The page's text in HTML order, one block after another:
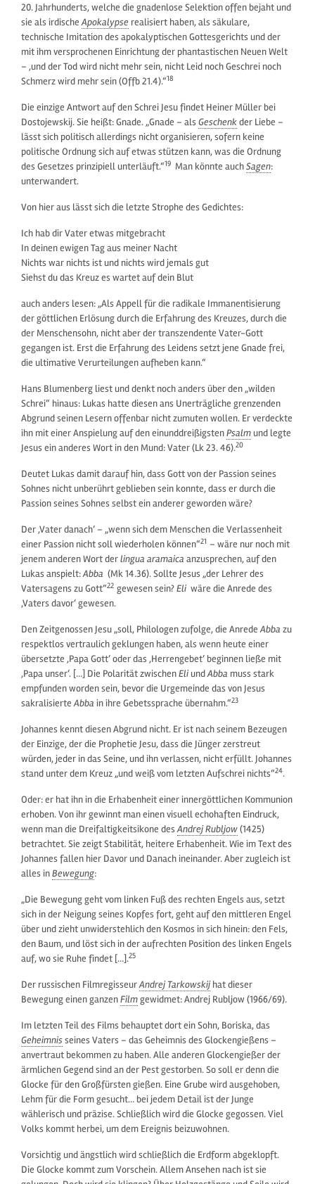
20. Jahrhunderts, welche die gnadenlose Selektion offen bejaht und
sie als irdischeApokalypse realisiert haben, als säkulare,
technische Imitation des apokalyptischen Gottesgerichts und der
mit ihm versprochenen Einrichtung der phantastischen Neuen Welt
– ‚und der Tod wird nicht mehr sein, nicht Leid noch Geschrei noch
Schmerz wird mehr sein (Offb 21.4).“18
Die einzige Antwort auf den Schrei Jesu findet Heiner Müller bei
Dostojewskij. Sie heißt: Gnade. „Gnade – als Geschenkder Liebe –
lässt sich politisch allerdings nicht organisieren, sofern keine
politische Ordnung sich auf etwas stützen kann, was die Ordnung
des Gesetzes prinzipiell unterläuft.“19 Man könnte auchSagen:
unterwandert.
Von hier aus lässt sich die letzte Strophe des Gedichtes:
Ich hab dir Vater etwas mitgebracht
In deinen ewigen Tag aus meiner Nacht
Nichts war nichts ist und nichts wird jemals gut
Siehst du das Kreuz es wartet auf dein Blut
auch anders lesen: „Als Appell für die radikale Immanentisierung
der göttlichen Erlösung durch die Erfahrung des Kreuzes, durch die
der Menschensohn, nicht aber der transzendente Vater-Gott
gegangen ist. Erst die Erfahrung des Leidens setzt jene Gnade frei,
die ultimative Verurteilungen aufheben kann.“
Hans Blumenberg liest und denkt noch anders über den „wilden
Schrei“ hinaus: Lukas hatte diesen ans Unerträgliche grenzenden
Abgrund seinen Lesern offenbar nicht zumuten wollen. Er verdeckte
ihn mit einer Anspielung auf den einunddreißigstenPsalm und legte
Jesus ein anderes Wort in den Mund: Vater (Lk 23. 46).20
Deutet Lukas damit darauf hin, dass Gott von der Passion seines
Sohnes nicht unberührt geblieben sein konnte, dass er durch die
Passion seines Sohnes selbst ein anderer geworden wäre?
Der ‚Vater danach‘ – „wenn sich dem Menschen die Verlassenheit
einer Passion nicht soll wiederholen können“21 – wäre nur noch mit
jenem anderen Wort derlingua aramaica anzusprechen, auf den
Lukas anspielt:Abba (Mk 14.36). Sollte Jesus „der Lehrer des
Vatersagens zu Gott“22 gewesen sein?Eli wäre die Anrede des
‚Vaters davor‘ gewesen.
Den Zeitgenossen Jesu „soll, Philologen zufolge, die AnredeAbba zu
respektlos vertraulich geklungen haben, als wenn heute einer
übersetzte ‚Papa Gott‘ oder das ‚Herrengebet‘ beginnen ließe mit
‚Papa unser‘. […] Die Polarität zwischenEli undAbba muss stark
empfunden worden sein, bevor die Urgemeinde das von Jesus
sakralisierteAbba in ihre Gebetssprache übernahm.“23
Johannes kennt diesen Abgrund nicht. Er ist nach seinem Bezeugen
der Einzige, der die Prophetie Jesu, dass die Jünger zerstreut
würden, jeder in das Seine, und ihn verlassen, nicht erfüllt. Johannes
stand unter dem Kreuz „und weiß vom letzten Aufschrei nichts“24.
Oder: er hat ihn in die Erhabenheit einer innergöttlichen Kommunion
erhoben. Von ihr gewinnt man einen visuell echohaften Eindruck,
wenn man die Dreifaltigkeitsikone desAndrej Rubljow(1425)
betrachtet. Sie zeigt Stabilität, heitere Erhabenheit. Wie im Text des
Johannes fallen hier Davor und Danach ineinander. Aber zugleich ist
alles inBewegung:
„Die Bewegung geht vom linken Fuß des rechten Engels aus, setzt
sich in der Neigung seines Kopfes fort, geht auf den mittleren Engel
über und zieht unwiderstehlich den Kosmos in sich hinein: den Fels,
den Baum, und löst sich in der aufrechten Position des linken Engels
auf, wo sie Ruhe findet […].25
Der russischen FilmregisseurAndrej Tarkowskij hat dieser
Bewegung einen ganzenFilmgewidmet: Andrej Rubljow (1966/69).
Im letzten Teil des Films behauptet dort ein Sohn, Boriska, das
Geheimnisseines Vaters – das Geheimnis des Glockengießens –
anvertraut bekommen zu haben. Alle anderen Glockengießer der
ärmlichen Gegend sind an der Pest gestorben. So soll er denn die
Glocke für den Großfürsten gießen. Eine Grube wird ausgehoben,
Lehm für die Form gesucht… bei jedem Detail ist der Junge
wählerisch und präzise. Schließlich wird die Glocke gegossen. Viel
Volks kommt herbei, um dem Ereignis beizuwohnen.
Vorsichtig und ängstlich wird schließlich die Erdform abgeklopft.
Die Glocke kommt zum Vorschein. Allem Ansehen nach ist sie